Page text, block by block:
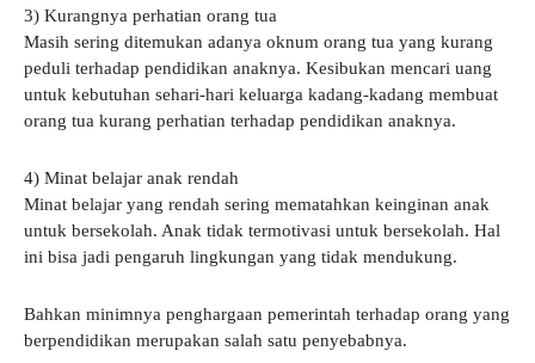
3) Kurangnya perhatian orang tua
Masih sering ditemukan adanya oknum orang tua yang kurang
peduli terhadap pendidikan anaknya. Kesibukan mencari uang
untuk kebutuhan sehari-hari keluarga kadang-kadang membuat
orang tua kurang perhatian terhadap pendidikan anaknya.
4) Minat belajar anak rendah
Minat belajar yang rendah sering mematahkan keinginan anak
untuk bersekolah. Anak tidak termotivasi untuk bersekolah. Hal
ini bisa jadi pengaruh lingkungan yang tidak mendukung.
Bahkan minimnya penghargaan pemerintah terhadap orang yang
berpendidikan merupakan salah satu penyebabnya.